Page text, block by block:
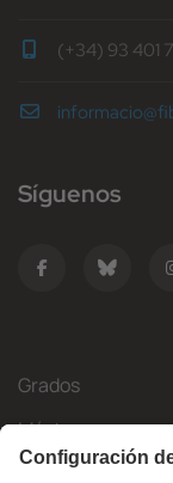
(+34) 93 401
Síguenos
Grados
Másteres
Movilidad